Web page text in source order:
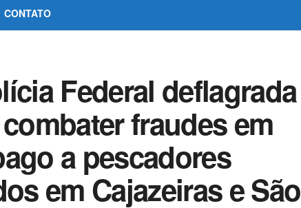
CONTATO
Federal deflagrada
fraudes em
a pescadores
em Cajazeiras e São